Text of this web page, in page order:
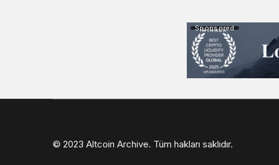
Sponsored
© 2023 Altcoin Archive. Tüm hakları saklıdır.